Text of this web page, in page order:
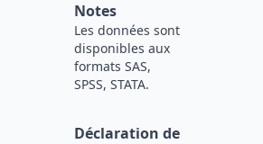
Notes
Les données sont
disponibles aux
formats SAS,
SPSS, STATA.
Déclaration de